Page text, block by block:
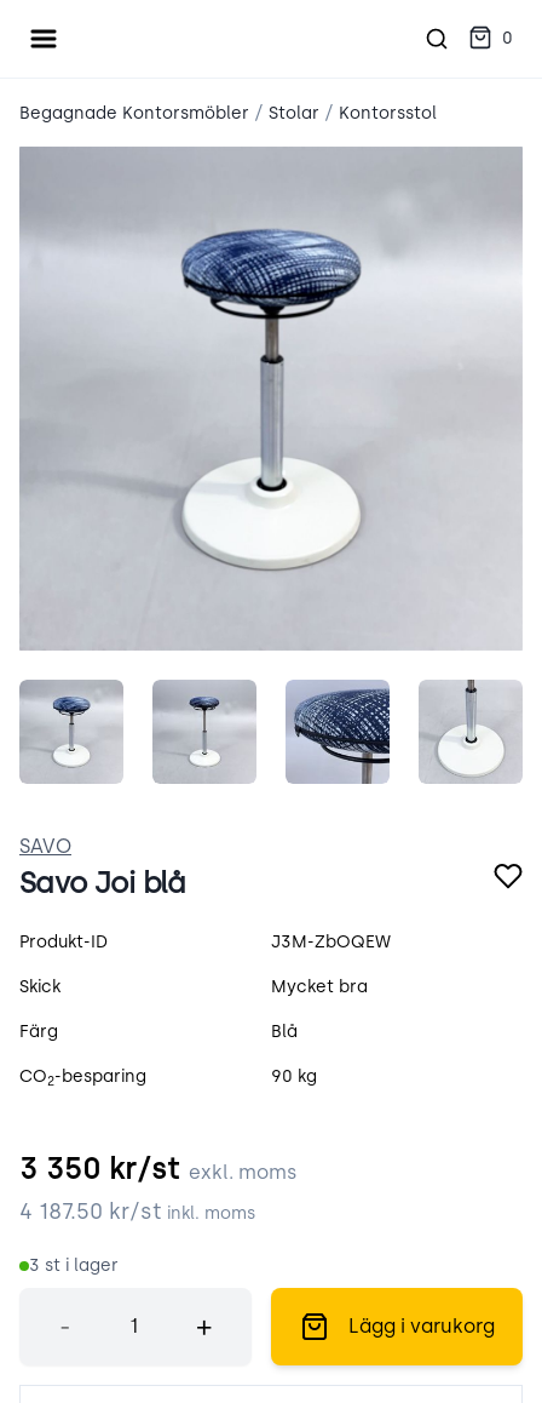
Öppna meny 0
Begagnade Kontorsmöbler / Stolar / Kontorsstol
4vWakaibmso7.jpegsbmIOisyDN4f.jpeg7mvoYarkQ-ft.jpeg
SAVO
Savo Joi blå
Produktspecifikation
Produkt-ID J3M-ZbOQEW
Skick Mycket bra
Färg Blå
CO2-besparing 90 kg
3 350 kr/st exkl. moms
4 187.50 kr/st inkl. moms
3 st i lager
- + Lägg i varukorg